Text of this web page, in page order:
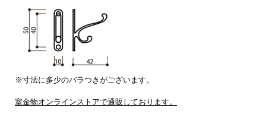
※寸法に多少のバラつきがございます。
室金物オンラインストアで通販しております。